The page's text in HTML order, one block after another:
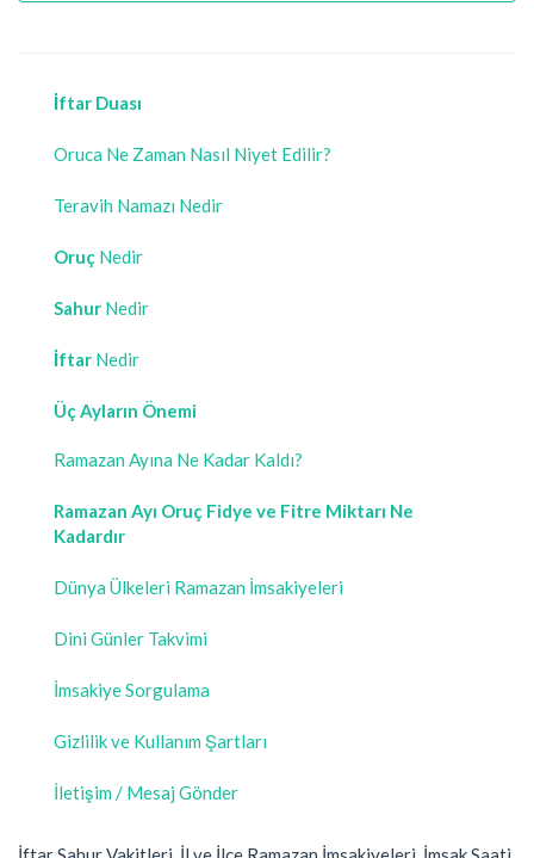
İftar Duası
Oruca Ne Zaman Nasıl Niyet Edilir?
Teravih Namazı Nedir
Oruç Nedir
Sahur Nedir
İftar Nedir
Üç Ayların Önemi
Ramazan Ayına Ne Kadar Kaldı?
Ramazan Ayı Oruç Fidye ve Fitre Miktarı Ne
Kadardır
Dünya Ülkeleri Ramazan İmsakiyeleri
Dini Günler Takvimi
İmsakiye Sorgulama
Gizlilik ve Kullanım Şartları
İletişim / Mesaj Gönder